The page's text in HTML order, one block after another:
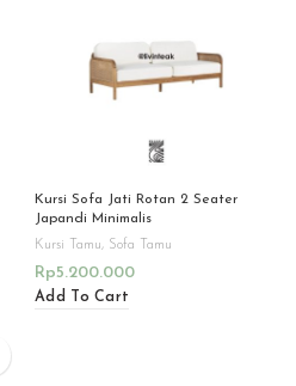
Kursi Sofa Jati Rotan 2 Seater
Japandi Minimalis
Kursi Tamu, Sofa Tamu
Rp5.200.000
Add To Cart